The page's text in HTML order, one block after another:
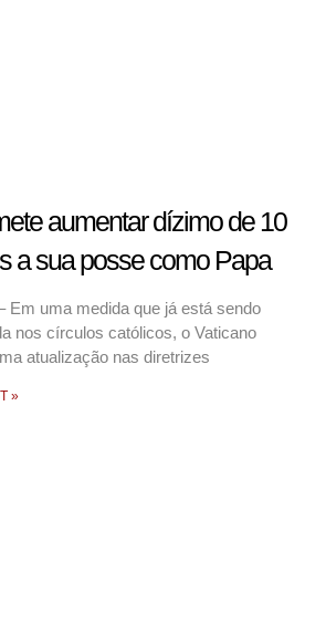
aumentar dízimo de 10
a sua posse como Papa
Em uma medida que já está sendo
nos círculos católicos, o Vaticano
atualização nas diretrizes
»